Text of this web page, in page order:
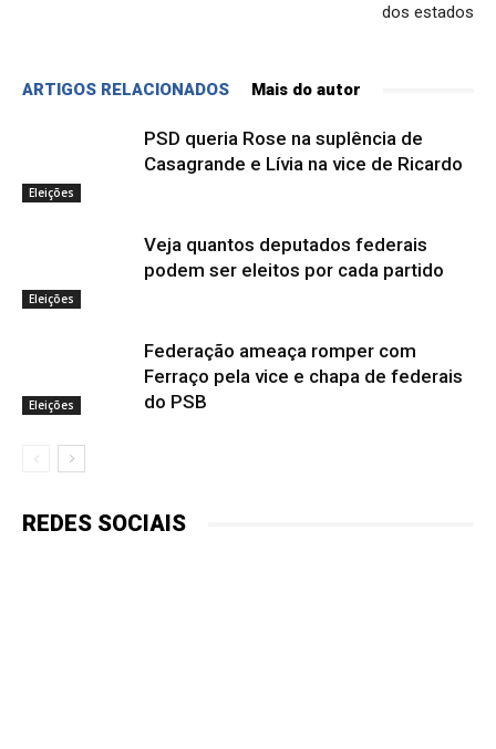
dos estados
ARTIGOS RELACIONADOS Mais do autor
Eleições
PSD queria Rose na suplência de
Casagrande e Lívia na vice de Ricardo
Eleições
Veja quantos deputados federais
podem ser eleitos por cada partido
Eleições
Federação ameaça romper com
Ferraço pela vice e chapa de federais
do PSB
REDES SOCIAIS